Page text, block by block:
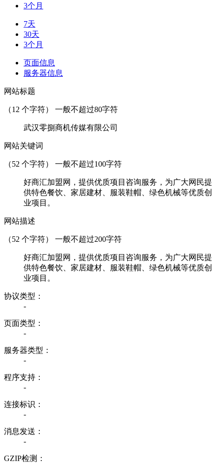
3个月
7天
30天
3个月
页面信息
服务器信息
网站标题
（12 个字符） 一般不超过80字符
武汉零捌商机传媒有限公司
网站关键词
（52 个字符） 一般不超过100字符
好商汇加盟网，提供优质项目咨询服务，为广大网民提
供特色餐饮、家居建材、服装鞋帽、绿色机械等优质创
业项目。
网站描述
（52 个字符） 一般不超过200字符
好商汇加盟网，提供优质项目咨询服务，为广大网民提
供特色餐饮、家居建材、服装鞋帽、绿色机械等优质创
业项目。
协议类型：
-
页面类型：
-
服务器类型：
-
程序支持：
-
连接标识：
-
消息发送：
-
GZIP检测：